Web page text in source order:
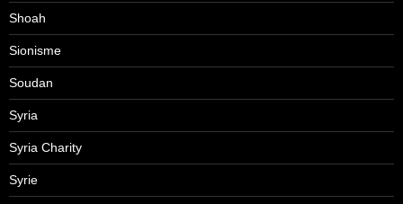
Shoah
Sionisme
Soudan
Syria
Syria Charity
Syrie